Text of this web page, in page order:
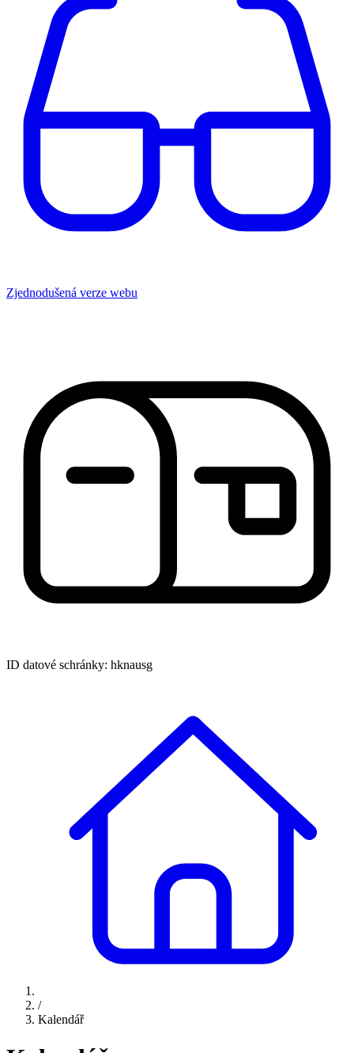
Zjednodušená verze webu
ID datové schránky: hknausg
/
Kalendář